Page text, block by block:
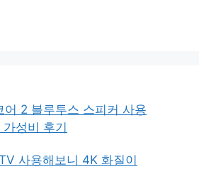
어 2 블루투스 스피커 사용
성비 후기
사용해보니 4K 화질이